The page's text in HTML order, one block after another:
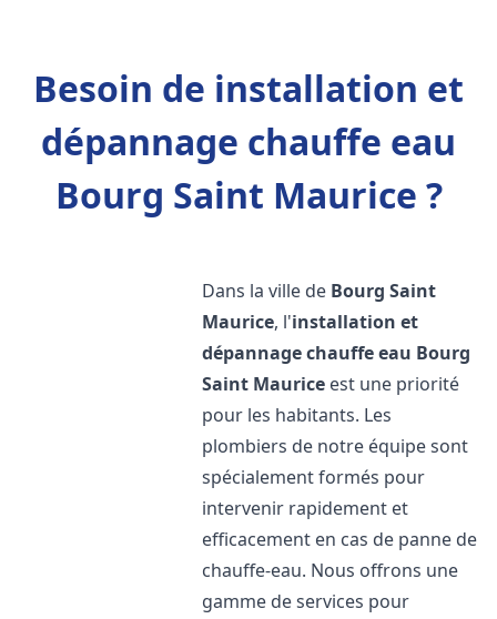
Besoin de installation et
dépannage chauffe eau
Bourg Saint Maurice ?
Dans la ville de Bourg Saint
Maurice, l'installation et
dépannage chauffe eau Bourg
Saint Maurice est une priorité
pour les habitants. Les
plombiers de notre équipe sont
spécialement formés pour
intervenir rapidement et
efficacement en cas de panne de
chauffe-eau. Nous offrons une
gamme de services pour